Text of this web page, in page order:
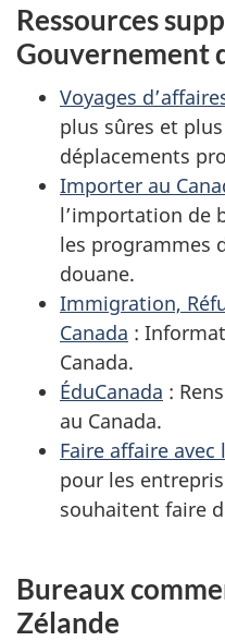
Ressources
Gouvernement
Voyages
plus sûres et
déplacements
Importer au
l’importation de
les programmes
douane.
Immigration,
Canada :
Canada.
ÉduCanada :
au Canada.
Faire affaire avec
pour les
souhaitent faire
Bureaux
Zélande